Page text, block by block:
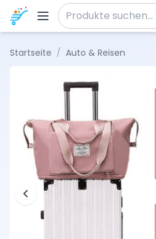
Zum Inhalt springen
Suche nach:
Startseite / Auto & Reisen